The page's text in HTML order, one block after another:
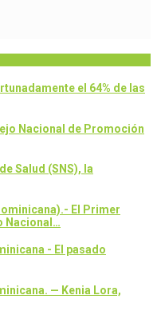
el 64% de las
Nacional de Promoción
Salud (SNS), la
El Primer
Nacional…
- El pasado
— Kenia Lora,